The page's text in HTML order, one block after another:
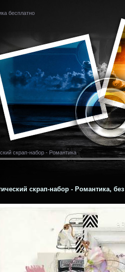
бесплатно
скрап-набор - Романтика
скрап-набор - Романтика,